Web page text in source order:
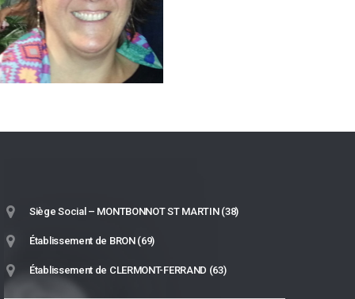
Siège Social – MONTBONNOT ST MARTIN (38)
Établissement de BRON (69)
Établissement de CLERMONT-FERRAND (63)